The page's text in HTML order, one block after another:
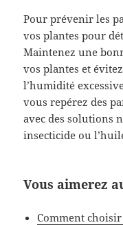
Pour prévenir les
vos plantes pour
Maintenez une
vos plantes et
l’humidité
vous repérez des
avec des solutions
insecticide ou
Vous aimerez
Comment